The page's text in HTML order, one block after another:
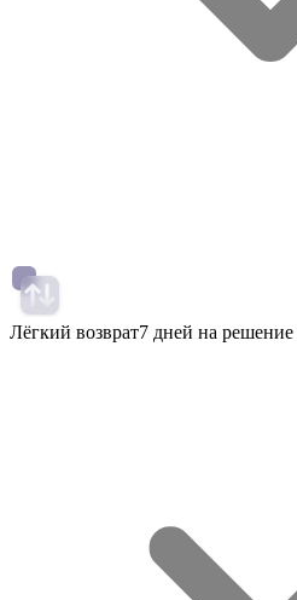
Лёгкий возврат7 дней на решение